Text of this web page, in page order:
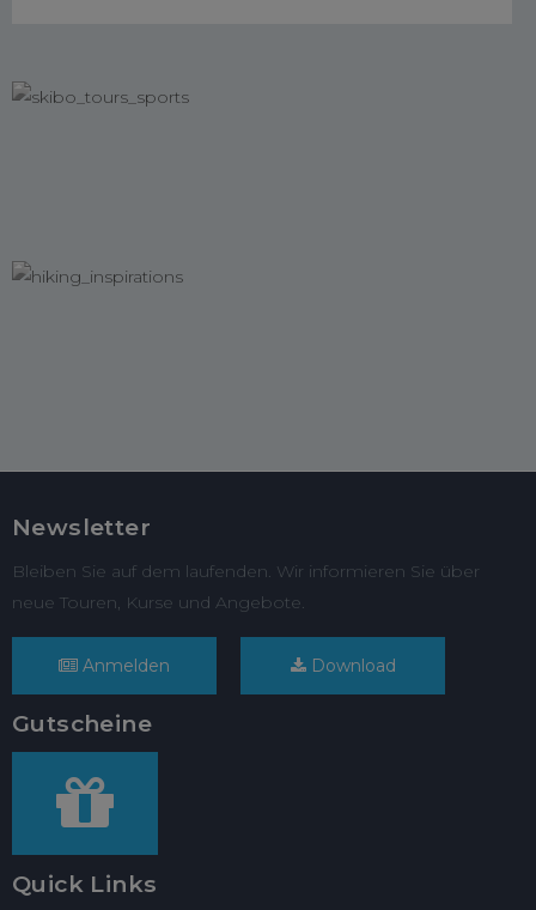
Newsletter
Bleiben Sie auf dem laufenden. Wir informieren Sie über
neue Touren, Kurse und Angebote.
Anmelden Download
Gutscheine
Quick Links